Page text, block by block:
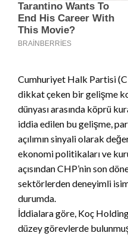
Cumhuriyet Halk Partisi
dikkat çeken bir gelişme
dünyası arasında köprü
iddia edilen bu gelişme,
açılımın sinyali olarak
ekonomi politikaları ve
açısından CHP’nin son
sektörlerden deneyimli
durumda.
İddialara göre, Koç
düzey görevlerde